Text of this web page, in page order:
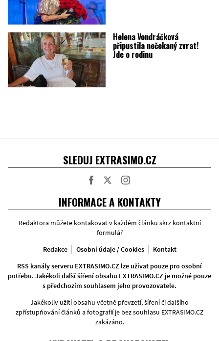
Helena Vondráčková
připustila nečekaný zvrat!
Jde o rodinu
SLEDUJ EXTRASIMO.CZ
INFORMACE A KONTAKTY
Redaktora můžete kontakovat v každém článku skrz kontaktní
formulář
Redakce
Osobní údaje / Cookies
Kontakt
RSS kanály serveru EXTRASIMO.CZ lze užívat pouze pro osobní
potřebu. Jakékoli další šíření obsahu EXTRASIMO.CZ je možné pouze
s předchozím souhlasem jeho provozovatele.
Jakékoliv užití obsahu včetně převzetí, šíření či dalšího
zpřístupňování článků a fotografií je bez souhlasu EXTRASIMO.CZ
zakázáno.